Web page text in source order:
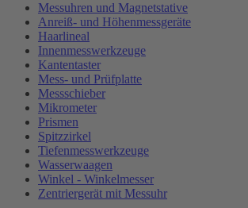
Messuhren und Magnetstative
Anreiß- und Höhenmessgeräte
Haarlineal
Innenmesswerkzeuge
Kantentaster
Mess- und Prüfplatte
Messschieber
Mikrometer
Prismen
Spitzzirkel
Tiefenmesswerkzeuge
Wasserwaagen
Winkel - Winkelmesser
Zentriergerät mit Messuhr